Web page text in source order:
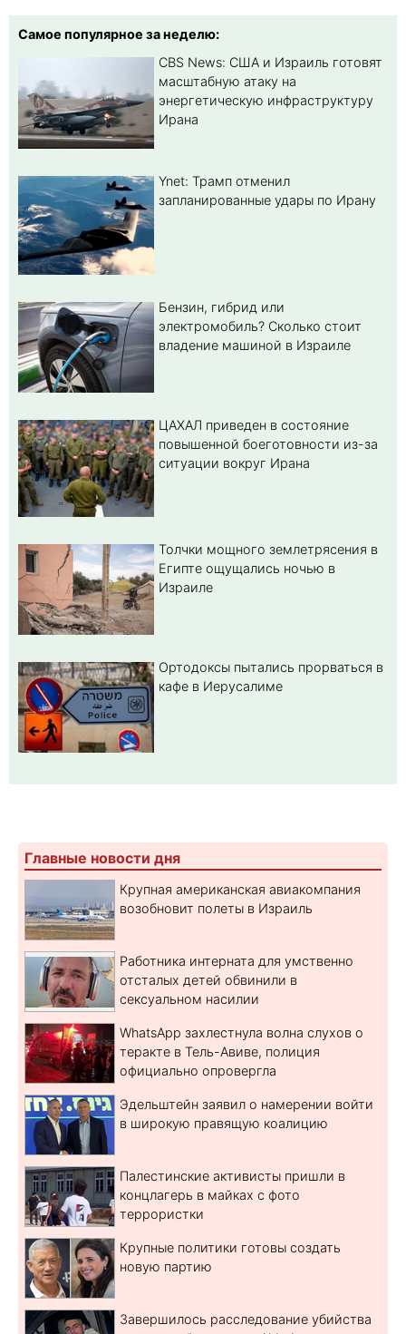
Самое популярное за неделю:
CBS News: США и Израиль готовят
масштабную атаку на
энергетическую инфраструктуру
Ирана
Ynet: Трамп отменил
запланированные удары по Ирану
Бензин, гибрид или
электромобиль? Cколько стоит
владение машиной в Израиле
ЦАХАЛ приведен в состояние
повышенной боеготовности из-за
ситуации вокруг Ирана
Толчки мощного землетрясения в
Египте ощущались ночью в
Израиле
Ортодоксы пытались прорваться в
кафе в Иерусалиме
Главные новости дня
Крупная американская авиакомпания
возобновит полеты в Израиль
Работника интерната для умственно
отсталых детей обвинили в
сексуальном насилии
WhatsApp захлестнула волна слухов о
теракте в Тель-Авиве, полиция
официально опровергла
Эдельштейн заявил о намерении войти
в широкую правящую коалицию
Палестинские активисты пришли в
концлагерь в майках с фото
террористки
Крупные политики готовы создать
новую партию
Завершилось расследование убийства